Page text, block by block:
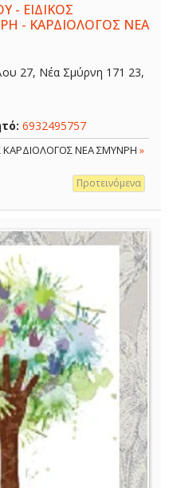
- ΕΙΔΙΚΟΣ
- ΚΑΡΔΙΟΛΟΓΟΣ ΝΕΑ
27, Νέα Σμύρνη 171 23,
6932495757
ΚΑΡΔΙΟΛΟΓΟΣ ΝΕΑ ΣΜΥΝΡΗ »
Προτεινόμενα